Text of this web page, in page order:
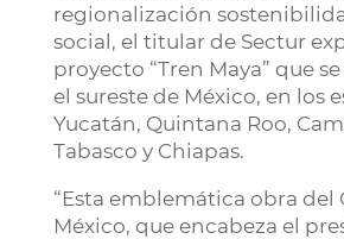
regionalización
social, el titular de Sectur
proyecto “Tren Maya” que
el sureste de México, en los
Yucatán, Quintana Roo,
Tabasco y Chiapas.
“Esta emblemática obra del
México, que encabeza el